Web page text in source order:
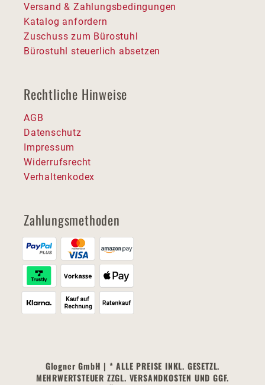
Versand & Zahlungsbedingungen
Katalog anfordern
Zuschuss zum Bürostuhl
Bürostuhl steuerlich absetzen
Rechtliche Hinweise
AGB
Datenschutz
Impressum
Widerrufsrecht
Verhaltenkodex
Zahlungsmethoden
Glogner GmbH | * ALLE PREISE INKL. GESETZL.
MEHRWERTSTEUER ZZGL. VERSANDKOSTEN UND GGF.